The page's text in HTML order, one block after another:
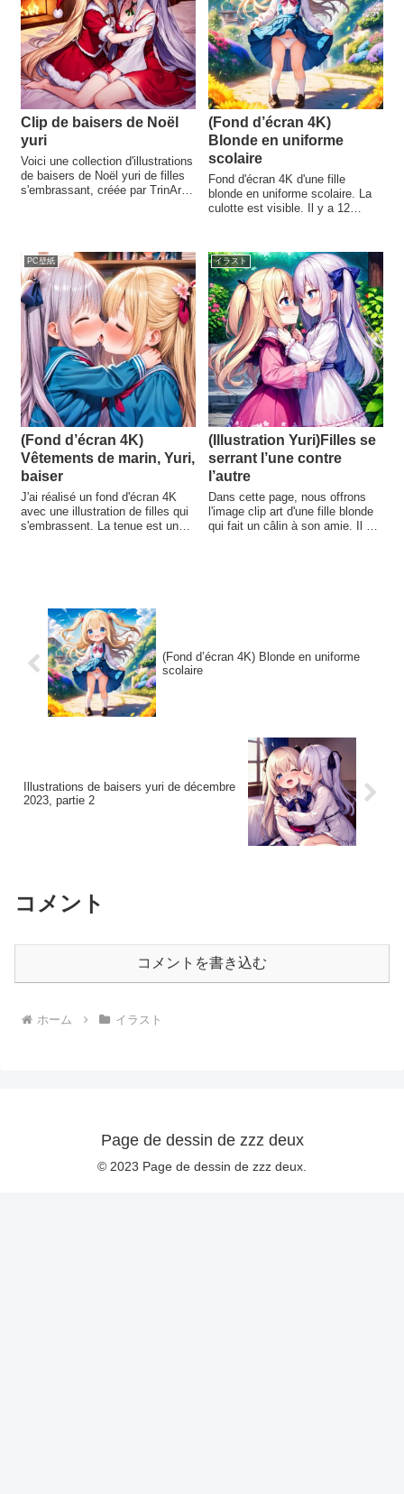
Clip de baisers de Noël
yuri
Voici une collection d'illustrations
de baisers de Noël yuri de filles
s'embrassant, créée par TrinArt.
(Fond d’écran 4K)
Blonde en uniforme
scolaire
Fond d'écran 4K d'une fille
blonde en uniforme scolaire. La
culotte est visible. Il y a 12
pour une utilisation au travail ou
à l'école. Il faut du courage pour
les utiliser, mais bonne chance.
PC壁紙
(Fond d’écran 4K)
Vêtements de marin, Yuri,
baiser
J'ai réalisé un fond d'écran 4K
avec une illustration de filles qui
s'embrassent. La tenue est un
イラスト
(Illustration Yuri)Filles se
serrant l’une contre
l’autre
Dans cette page, nous offrons
l'image clip art d'une fille blonde
qui fait un câlin à son amie. Il y a
(Fond d’écran 4K) Blonde en uniforme
scolaire
Illustrations de baisers yuri de décembre
2023, partie 2
コメント
コメントを書き込む
ホーム イラスト
Page de dessin de zzz deux
© 2023 Page de dessin de zzz deux.